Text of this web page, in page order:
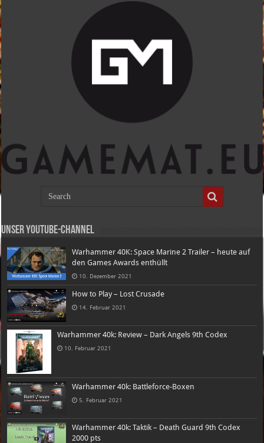
Unser Youtube-Channel
Warhammer 40K: Space Marine 2 Trailer – heute auf
den Games Awards enthüllt
10. Dezember 2021
How to Play – Lost Crusade
14. Februar 2021
Warhammer 40k: Review – Dark Angels 9th Codex
10. Februar 2021
Warhammer 40k: Battleforce-Boxen
5. Februar 2021
Warhammer 40k: Taktik – Death Guard 9th Codex
2000 pts